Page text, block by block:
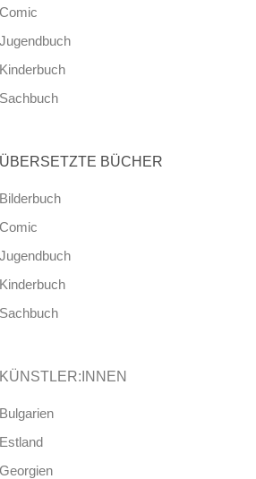
Comic
Jugendbuch
Kinderbuch
Sachbuch
ÜBERSETZTE BÜCHER
Bilderbuch
Comic
Jugendbuch
Kinderbuch
Sachbuch
KÜNSTLER:INNEN
Bulgarien
Estland
Georgien